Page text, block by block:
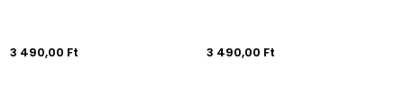
3 490,00 Ft 3 490,00 Ft